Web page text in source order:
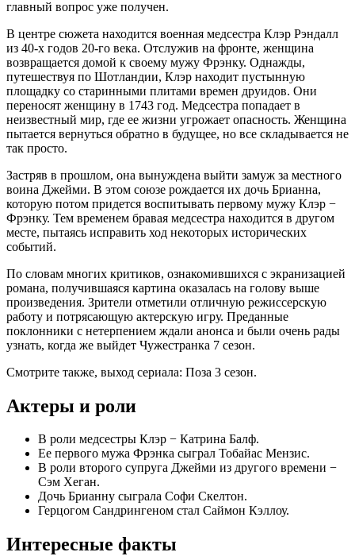
главный вопрос уже получен.
В центре сюжета находится военная медсестра Клэр Рэндалл
из 40-х годов 20-го века. Отслужив на фронте, женщина
возвращается домой к своему мужу Фрэнку. Однажды,
путешествуя по Шотландии, Клэр находит пустынную
площадку со старинными плитами времен друидов. Они
переносят женщину в 1743 год. Медсестра попадает в
неизвестный мир, где ее жизни угрожает опасность. Женщина
пытается вернуться обратно в будущее, но все складывается не
так просто.
Застряв в прошлом, она вынуждена выйти замуж за местного
воина Джейми. В этом союзе рождается их дочь Брианна,
которую потом придется воспитывать первому мужу Клэр −
Фрэнку. Тем временем бравая медсестра находится в другом
месте, пытаясь исправить ход некоторых исторических
событий.
По словам многих критиков, ознакомившихся с экранизацией
романа, получившаяся картина оказалась на голову выше
произведения. Зрители отметили отличную режиссерскую
работу и потрясающую актерскую игру. Преданные
поклонники с нетерпением ждали анонса и были очень рады
узнать, когда же выйдет Чужестранка 7 сезон.
Смотрите также, выход сериала: Поза 3 сезон.
Актеры и роли
В роли медсестры Клэр − Катрина Балф.
Ее первого мужа Фрэнка сыграл Тобайас Мензис.
В роли второго супруга Джейми из другого времени −
Сэм Хеган.
Дочь Брианну сыграла Софи Скелтон.
Герцогом Сандрингеном стал Саймон Кэллоу.
Интересные факты